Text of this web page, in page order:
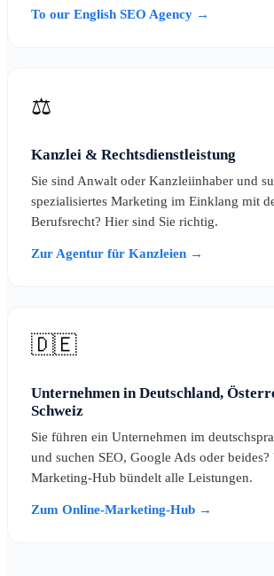
To our English SEO Agency →
⚖️
Kanzlei & Rechtsdienstleistung
Sie sind Anwalt oder Kanzleiinhaber und
spezialisiertes Marketing im Einklang mit
Berufsrecht? Hier sind Sie richtig.
Zur Agentur für Kanzleien →
🇩🇪
Unternehmen in Deutschland,
Schweiz
Sie führen ein Unternehmen im
und suchen SEO, Google Ads oder
Marketing-Hub bündelt alle Leistungen.
Zum Online-Marketing-Hub →